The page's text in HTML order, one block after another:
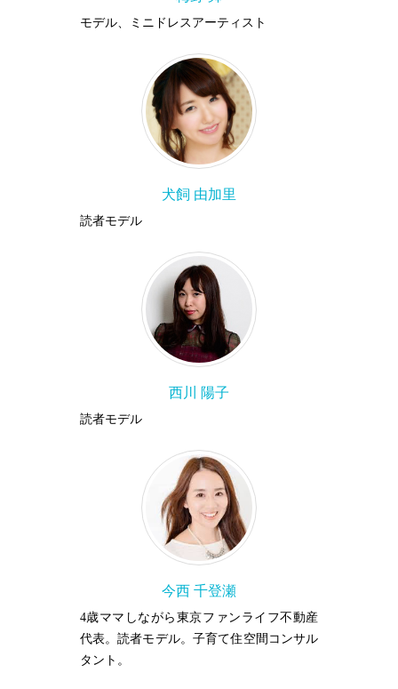
モデル、ミニドレスアーティスト
犬飼 由加里
読者モデル
西川 陽子
読者モデル
今西 千登瀬
4歳ママしながら東京ファンライフ不動産
代表。読者モデル。子育て住空間コンサル
タント。